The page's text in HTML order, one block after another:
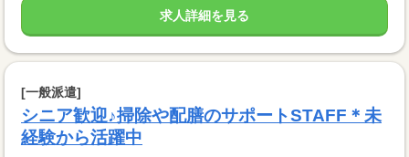
求人詳細を見る
[一般派遣]
シニア歓迎♪掃除や配膳のサポートSTAFF＊未
経験から活躍中